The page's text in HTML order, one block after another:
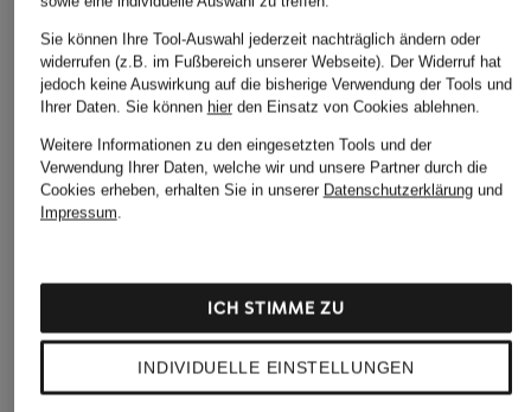
+Aktionsrabatt
Bestpreis:76,49 €
Pullover ISTRANA mit
Schluppe
129,99 €
119,99 €
Bestpreis:101,99 €
Sie können Ihre Tool-Auswahl jederzeit nachträglich ändern oder
widerrufen (z.B. im Fußbereich unserer Webseite). Der Widerruf hat
jedoch keine Auswirkung auf die bisherige Verwendung der Tools und
Ihrer Daten. Sie können hierden Einsatz von Cookies ablehnen.
Weitere Informationen zu den eingesetzten Tools und der
Verwendung Ihrer Daten, welche wir und unsere Partner durch die
Cookies erheben, erhalten Sie in unserer Datenschutzerklärungund
Impressum.
INDIVIDUELLE EINSTELLUNGEN
ICH STIMME ZU